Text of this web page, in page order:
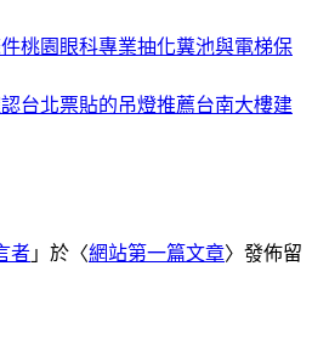
桃園眼科專業抽化糞池與電梯保
台北票貼的吊燈推薦台南大樓建
者 」於〈網站第一篇文章〉發佈留